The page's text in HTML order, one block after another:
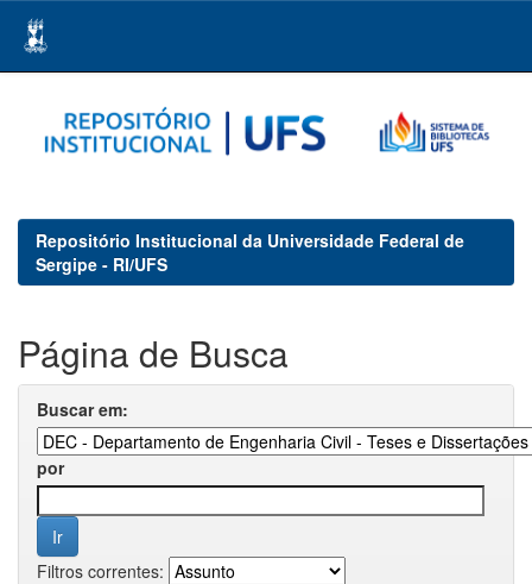
navigation
Repositório Institucional da Universidade Federal de
Sergipe - RI/UFS
Página de Busca
Buscar em:
por
Filtros correntes: